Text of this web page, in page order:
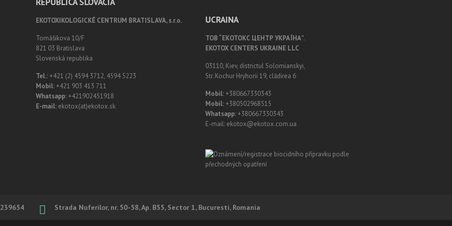
EKOTOXIKOLOGICKÉ CENTRUM BRATISLAVA, s.r.o.
Tomášikova 10/F
821 03 Bratislava
Slovenská republika
Tel.:+421 (2) 4594 3712, 4594 5223
Mobil:+421 903 413 711
Whatsapp:+421902451918
E-mail:ekotox(at)ekotox.sk
UCRAINA
ТОВ “ЕКОТОКС ЦЕНТР УКРАЇНА”.
EKOTOX CENTERS UKRAINE LLC
03110, Kiev, districtul Solomianskyi,
Str. Kochur Hryhorii 19, clădirea 6
Mobil:+380667330343
Mobil:+380502968515
Whatsapp:+380667330343
E-mail: ekotox@ekotox.com.ua
Strada Nuferilor, nr. 50-58, Ap. B55, Sector 1, Bucuresti, Romania